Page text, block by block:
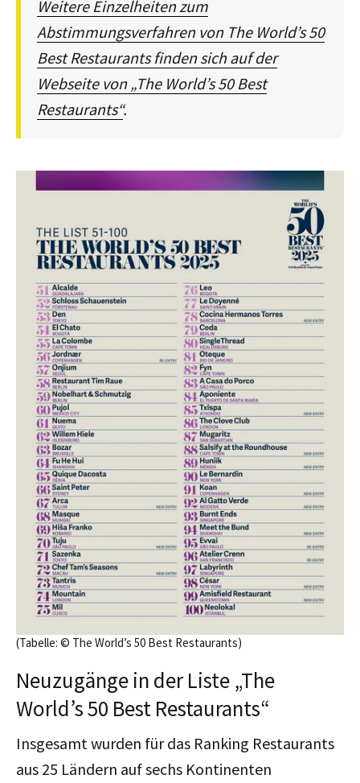
Weitere Einzelheiten zum
Abstimmungsverfahren von The World’s 50
Best Restaurants finden sich auf der
Webseite von „The World’s 50 Best
Restaurants“.
(Tabelle: © The World’s 50 Best Restaurants)
Neuzugänge in der Liste „The
World’s 50 Best Restaurants“
Insgesamt wurden für das Ranking Restaurants
aus 25 Ländern auf sechs Kontinenten